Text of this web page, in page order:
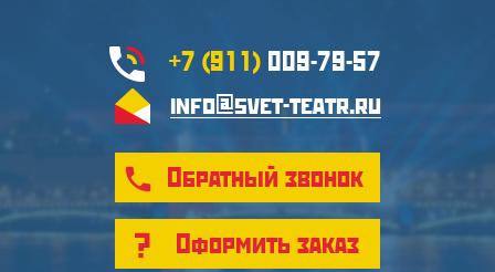
+7 (911) 009-79-57
info@svet-teatr.ru
Обратный звонок
Оформить заказ